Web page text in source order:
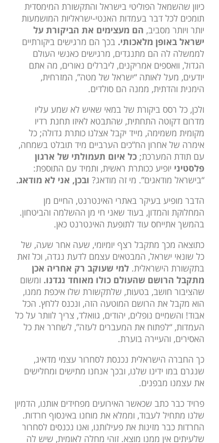
כיוון שהשמאל הפוליטי בישראל והתקשורת המימסדית
תומכים לכל דבר בעמדות האנטי-ישראליות המושמעות
יותר ויותר מסביב, הם מעצימים את הביקורת על
ישראל באופן מלאכותי. בכך הם מרגישים ביקורתיים
לממשלה לה הם מתנגדים, מרגישים כאנשי העולם
הגדול, וואספים אמריקנים, ליברלים נאורים, מה אתם
יודעים, מעל לאותה “ישראל של מטה”, המזרחית,
הימנית והדתית, ממנה הם סולדים.
ולכן, כל רסס ביקורת של במאי שאיש לא שמע עליו
מדרום דקוטה התחתית, שהתבטא לאיזו תחנת רדיו
מקומית משמימה, מייד יקבל אצלנו כותרת גדולה; כל
אימרה של אחרון הח”כים הערביים מיד תובלט בשמחה,
עם תודת המערכת; כל איום תעמולתי של ארגון
פלסטיני יופיע ככותרת ראשית, ותמיד עם התוספת:
“בישראל מודאגים”. מי זה מודאג? ובכן, אני לא מודאג.
הדבר מופיע בעיקר באתרי האינטרנט, החיים מן
המחלוקת והמדון, בעוד שאני חי מן ההשלמה והביטחון.
בהמשך אתייחס עוד לתופעת האינטרנט כאן.
כתוצאה מכך מתקבל רצף יומיומי, שעה אחר שעה, של
כל שונאי ישראל, המבטאים עצמם לדעת נגדה, וכל זאת
בתקשורת הישראלית. למי שעוקב רק אחריה אכן
מתקבל הרושם שהעולם כולו מאוחד נגדנו. ומשום
שהציבור חושב, בטעות, שלתקשורת שלו איכפת ממנו,
הוא מקבל את הרושם המוטעה הזה, ונכנס ללחץ. הכל
אבוד! והשמיים נופלים, יהודים, גוואלד, צריך לוותר על כל
העמדות, “לפתוח את המעברים לעזה”, לשחרר את כל
האסירים, והעיירה בוערת.
כך החברה הישראלית נכנסת לסחרור עצמי מדאיג,
שנגרם במו ידינו שלנו, ובכך אנחנו מתישים ומחלישים
את עצמנו מבפנים.
פרויד כבר כתב שכאשר האירועים מפחידים אותנו, הדמיון
שלנו מתחיל לעבוד, וממלא את מוחנו באינסוף חרדות.
החרדות כבר מזינות את פעילותנו, ואנו נכנסים לסחרור
שלעיתים אין ממנו מוצא. זוהי מחלה לאומית, שיש לה